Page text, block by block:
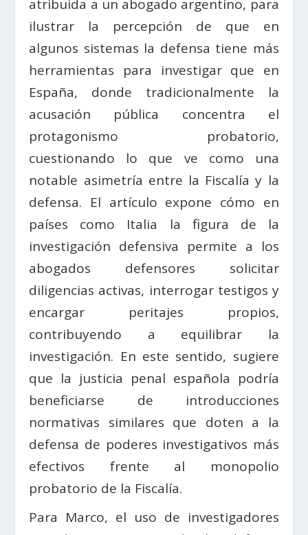
atribuida a un abogado argentino, para
ilustrar la percepción de que en
algunos sistemas la defensa tiene más
herramientas para investigar que en
España, donde tradicionalmente la
acusación pública concentra el
protagonismo probatorio,
cuestionando lo que ve como una
notable asimetría entre la Fiscalía y la
defensa. El artículo expone cómo en
países como Italia la figura de la
investigación defensiva permite a los
abogados defensores solicitar
diligencias activas, interrogar testigos y
encargar peritajes propios,
contribuyendo a equilibrar la
investigación. En este sentido, sugiere
que la justicia penal española podría
beneficiarse de introducciones
normativas similares que doten a la
defensa de poderes investigativos más
efectivos frente al monopolio
probatorio de la Fiscalía.
Para Marco, el uso de investigadores